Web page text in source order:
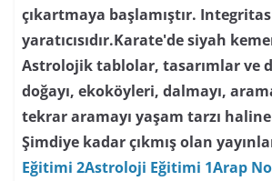
çıkartmaya başlamıştır.
yaratıcısıdır.Karate'de siyah
Astrolojik tablolar, tasarımlar ve
doğayı, ekoköyleri, dalmayı,
tekrar aramayı yaşam tarzı
Şimdiye kadar çıkmış olan
Eğitimi 2Astroloji Eğitimi 1Arap